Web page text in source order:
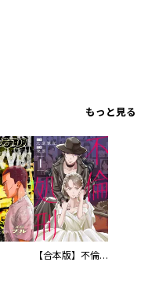
もっと見る
【合本版】不倫処刑